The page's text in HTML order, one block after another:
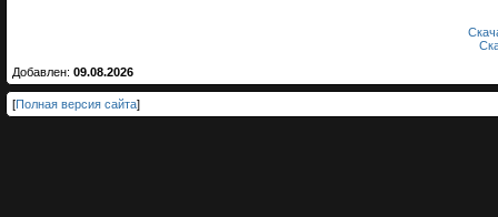
Добавлен: 09.08.2026
[Полная версия сайта]